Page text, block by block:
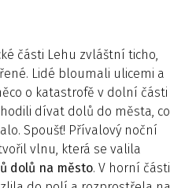
části Lehu zvláštní ticho,
Lidé bloumali ulicemi a
o katastrofě v dolní části
dívat dolů do města, co
Spoušť! Přívalový noční
vlnu, která se valila
dolů na město. V horní části